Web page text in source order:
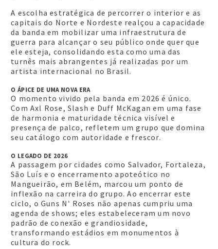
A escolha estratégica de percorrer o interior e as
capitais do Norte e Nordeste realçou a capacidade
da banda em mobilizar uma infraestrutura de
guerra para alcançar o seu público onde quer que
ele esteja, consolidando esta como uma das
turnês mais abrangentes já realizadas por um
artista internacional no Brasil.
O ÁPICE DE UMA NOVA ERA
O momento vivido pela banda em 2026 é único.
Com Axl Rose, Slash e Duff McKagan em uma fase
de harmonia e maturidade técnica visível e
presença de palco, refletem um grupo que domina
seu catálogo com autoridade e frescor.
O LEGADO DE 2026
A passagem por cidades como Salvador, Fortaleza,
São Luís e o encerramento apoteótico no
Mangueirão, em Belém, marcou um ponto de
inflexão na carreira do grupo. Ao encerrar este
ciclo, o Guns N' Roses não apenas cumpriu uma
agenda de shows; eles estabeleceram um novo
padrão de conexão e grandiosidade,
transformando estádios em monumentos à
cultura do rock.